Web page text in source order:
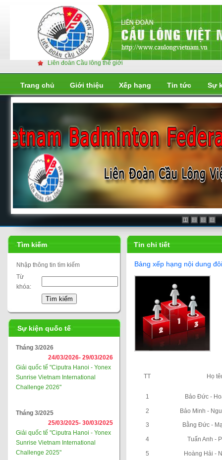
Liên đoàn Cầu lông thế giới
Trang chủ Giới thiệu Xếp hạng Tin tức Sự
Liên đoàn cầu lông thế giới
Liên đoàn cầu lông thế giới
1 2 3 4
Tìm kiếm
Nhập thông tin tìm kiếm
Từ
khóa:
Sự kiện quốc tế
Tháng 3/2026
24/03/2026- 29/03/2026
Giải quốc tế "Ciputra Hanoi - Yonex
Sunrise Vietnam International
Challenge 2026"
Tháng 3/2025
25/03/2025- 30/03/2025
Giải quốc tế "Ciputra Hanoi - Yonex
Sunrise Vietnam International
Challenge 2025"
Tin chi tiết
Bảng xếp hạng nội dung
TT Họ
1 Bảo Đức -
2
Bảo Minh -
3
Bằng Đức -
4 Tuấn Anh -
5 Hoàng Hải -